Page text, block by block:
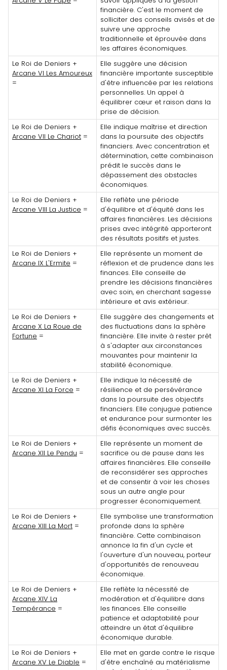
financière. C'est le moment de
solliciter des conseils avisés et de
suivre une approche
traditionnelle et éprouvée dans
les affaires économiques.
Le Roi de Deniers +
Arcane VI Les Amoureux
=
Elle suggère une décision
financière importante susceptible
d'être influencée par les relations
personnelles. Un appel à
équilibrer cœur et raison dans la
prise de décision.
Le Roi de Deniers +
Arcane VII Le Chariot =
Elle indique maîtrise et direction
dans la poursuite des objectifs
financiers. Avec concentration et
détermination, cette combinaison
prédit le succès dans le
dépassement des obstacles
économiques.
Le Roi de Deniers +
Arcane VIII La Justice =
Elle reflète une période
d'équilibre et d'équité dans les
affaires financières. Les décisions
prises avec intégrité apporteront
des résultats positifs et justes.
Le Roi de Deniers +
Arcane IX L'Ermite =
Elle représente un moment de
réflexion et de prudence dans les
finances. Elle conseille de
prendre les décisions financières
avec soin, en cherchant sagesse
intérieure et avis extérieur.
Le Roi de Deniers +
Arcane X La Roue de
Fortune =
Elle suggère des changements et
des fluctuations dans la sphère
financière. Elle invite à rester prêt
à s'adapter aux circonstances
mouvantes pour maintenir la
stabilité économique.
Le Roi de Deniers +
Arcane XI La Force =
Elle indique la nécessité de
résilience et de persévérance
dans la poursuite des objectifs
financiers. Elle conjugue patience
et endurance pour surmonter les
défis économiques avec succès.
Le Roi de Deniers +
Arcane XII Le Pendu =
Elle représente un moment de
sacrifice ou de pause dans les
affaires financières. Elle conseille
de reconsidérer ses approches
et de consentir à voir les choses
sous un autre angle pour
progresser économiquement.
Le Roi de Deniers +
Arcane XIII La Mort =
Elle symbolise une transformation
profonde dans la sphère
financière. Cette combinaison
annonce la fin d'un cycle et
l'ouverture d'un nouveau, porteur
d'opportunités de renouveau
économique.
Le Roi de Deniers +
Arcane XIV La
Tempérance =
Elle reflète la nécessité de
modération et d'équilibre dans
les finances. Elle conseille
patience et adaptabilité pour
atteindre un état d'équilibre
économique durable.
Le Roi de Deniers +
Arcane XV Le Diable =
Elle met en garde contre le risque
d'être enchaîné au matérialisme